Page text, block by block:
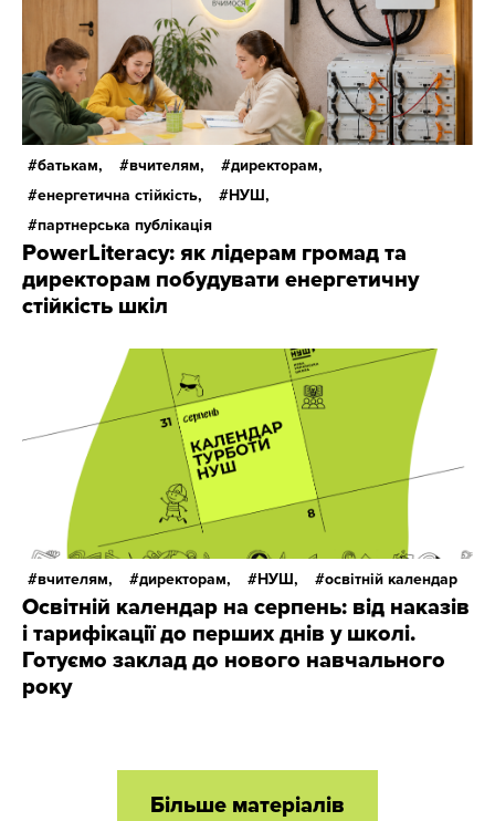
батькам, вчителям,
директорам,
енергетична стійкість,
НУШ,
партнерська публікація
PowerLiteracy: як лідерам громад та
директорам побудувати енергетичну
стійкість шкіл
вчителям, директорам, НУШ, освітній календар
Освітній календар на серпень: від наказів
і тарифікації до перших днів у школі.
Готуємо заклад до нового навчального
року
Більше матеріалів